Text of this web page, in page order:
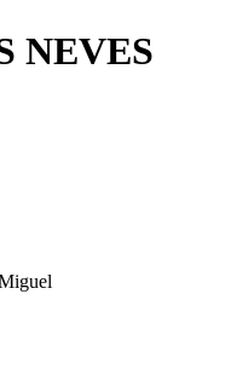
NEVES